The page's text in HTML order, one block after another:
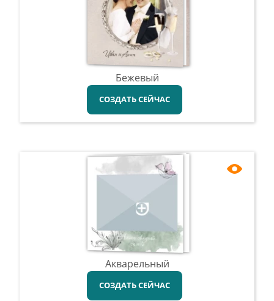
Бежевый
СОЗДАТЬ СЕЙЧАС
Акварельный
СОЗДАТЬ СЕЙЧАС